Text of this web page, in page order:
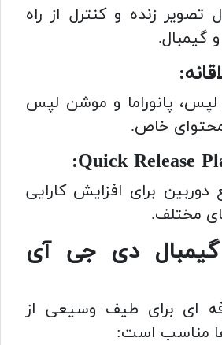
تصویر زنده و کنترل از راه
گیمبال.
پانوراما و موشن لپس
محتوای خاص.
برای افزایش کارایی
مختلف.
گیمبال دی جی آی
ای برای طیف وسیعی از
ها مناسب است: